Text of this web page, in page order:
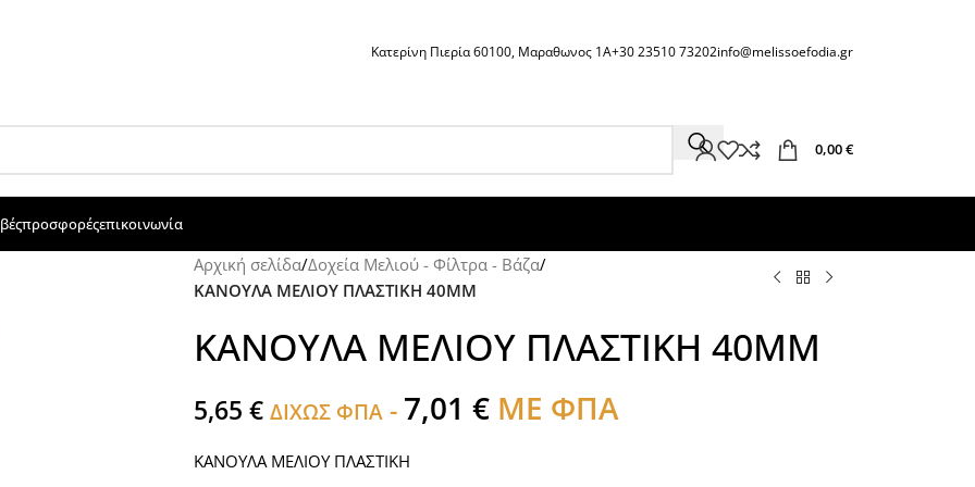
Κατερίνη Πιερία 60100, Μαραθωνος 1Α+30 23510 73202info@melissoefodia.gr
0,00€
προσφορέςεπικοινωνία
Αρχική σελίδα/Δοχεία Μελιού - Φίλτρα - Βάζα/
ΚΑΝΟΥΛΑ ΜΕΛΙΟΥ ΠΛΑΣΤΙΚΗ 40ΜΜ
ΚΑΝΟΥΛΑ ΜΕΛΙΟΥ ΠΛΑΣΤΙΚΗ 40ΜΜ
5,65 € ΔΙΧΩΣ ΦΠΑ- 7,01 €ΜΕ ΦΠΑ
ΚΑΝΟΥΛΑ ΜΕΛΙΟΥ ΠΛΑΣΤΙΚΗ